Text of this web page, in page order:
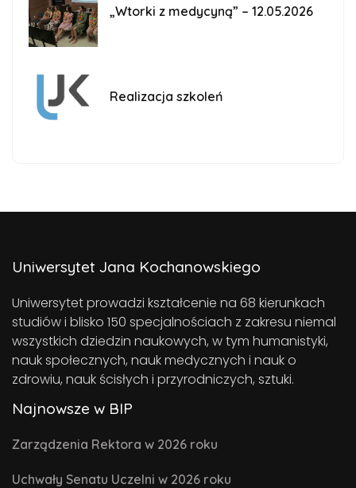
„Wtorki z medycyną” – 12.05.2026
Realizacja szkoleń
Uniwersytet Jana Kochanowskiego
Uniwersytet prowadzi kształcenie na 68 kierunkach
studiów i blisko 150 specjalnościach z zakresu niemal
wszystkich dziedzin naukowych, w tym humanistyki,
nauk społecznych, nauk medycznych i nauk o
zdrowiu, nauk ścisłych i przyrodniczych, sztuki.
Najnowsze w BIP
Zarządzenia Rektora w 2026 roku
Uchwały Senatu Uczelni w 2026 roku